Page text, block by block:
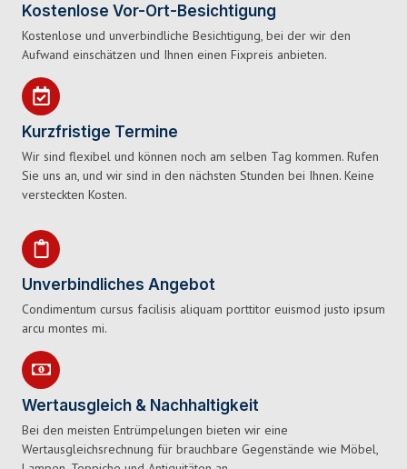
Kostenlose Vor-Ort-Besichtigung
Kostenlose und unverbindliche Besichtigung, bei der wir den
Aufwand einschätzen und Ihnen einen Fixpreis anbieten.
Kurzfristige Termine
Wir sind flexibel und können noch am selben Tag kommen. Rufen
Sie uns an, und wir sind in den nächsten Stunden bei Ihnen. Keine
versteckten Kosten.
Unverbindliches Angebot
Condimentum cursus facilisis aliquam porttitor euismod justo ipsum
arcu montes mi.
Wertausgleich & Nachhaltigkeit
Bei den meisten Entrümpelungen bieten wir eine
Wertausgleichsrechnung für brauchbare Gegenstände wie Möbel,